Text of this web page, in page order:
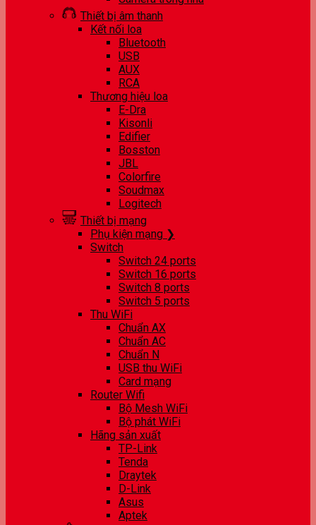
Thiết bị âm thanh
Kết nối loa
Bluetooth
USB
AUX
RCA
Thương hiệu loa
E-Dra
Kisonli
Edifier
Bosston
JBL
Colorfire
Soudmax
Logitech
Thiết bị mạng
Phụ kiện mạng ❯
Switch
Switch 24 ports
Switch 16 ports
Switch 8 ports
Switch 5 ports
Thu WiFi
Chuẩn AX
Chuẩn AC
Chuẩn N
USB thu WiFi
Card mạng
Router Wifi
Bộ Mesh WiFi
Bộ phát WiFi
Hãng sản xuất
TP-Link
Tenda
Draytek
D-Link
Asus
Aptek